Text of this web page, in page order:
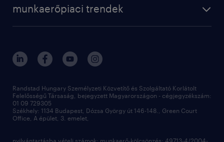
munkaerőpiaci trendek
Randstad Hungary Személyzeti Közvetítő és Szolgáltató Korlátolt
Felelősségű Társaság, bejegyzett Magyarországon - cégjegyzékszám:
01 09 729305
Székhely: 1134 Budapest, Dózsa György út 146-148., Green Court
Office, A épület, 3. emelet,
nyilvántartásba vételi számok: munkaerő-kölcsönzés: 49713-4/2004-